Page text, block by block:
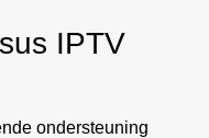
IPTV
ondersteuning